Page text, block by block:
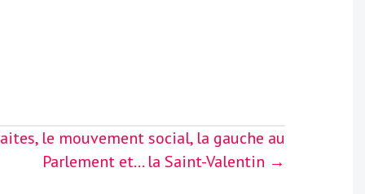
le mouvement social, la gauche au
Parlement et… la Saint-Valentin →